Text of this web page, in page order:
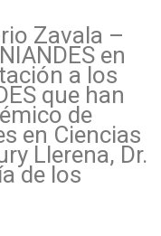
Zavala –
en
a los
que han
de
en Ciencias
Llerena, Dr.
de los